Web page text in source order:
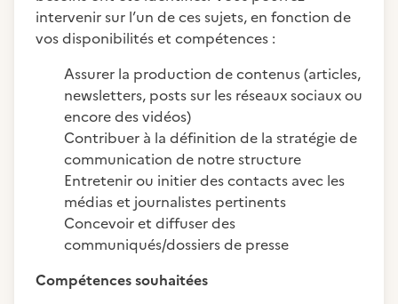
intervenir sur l’un de ces sujets, en fonction de
vos disponibilités et compétences :
Assurer la production de contenus (articles,
newsletters, posts sur les réseaux sociaux ou
encore des vidéos)
Contribuer à la définition de la stratégie de
communication de notre structure
Entretenir ou initier des contacts avec les
médias et journalistes pertinents
Concevoir et diffuser des
communiqués/dossiers de presse
Compétences souhaitées